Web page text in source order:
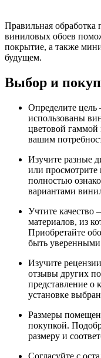
Правильная обработка
виниловых обоев
покрытие, а также
будущем.
Выбор и
Определите
использованы
цветовой гаммой
вашим
Изучите разные
или просмотрите
полностью
вариантами
Учтите качество
материалов, из
Приобретайте
быть уверенными
Изучите
отзывы других
представление о
установке
Размеры
покупкой.
размеру и
Согласуйте с